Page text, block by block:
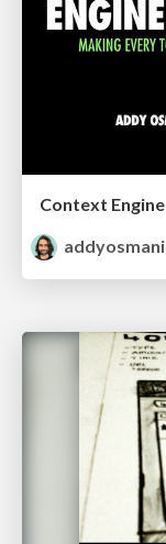
Context
addyosmani